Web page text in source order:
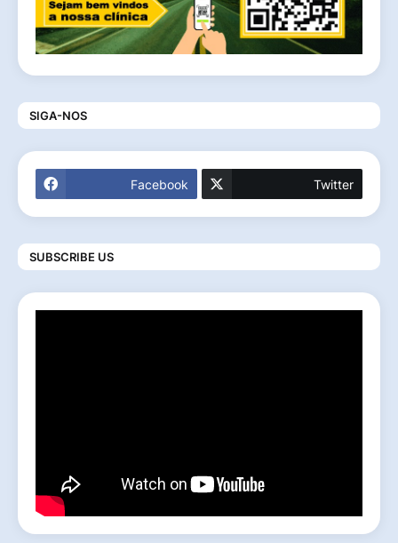
SIGA-NOS
Facebook Twitter
SUBSCRIBE US